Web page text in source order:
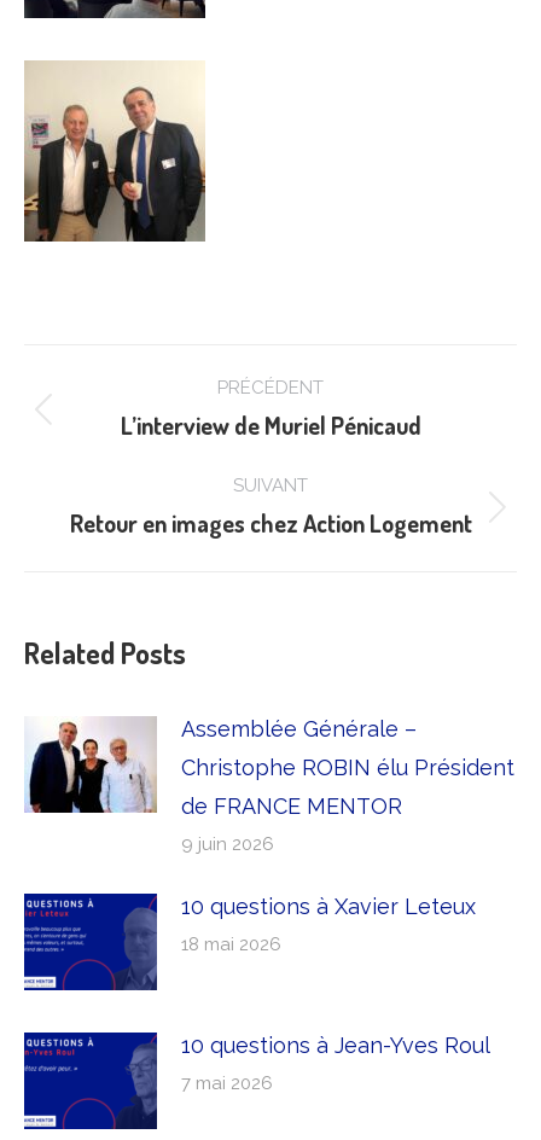
article
PRÉCÉDENT
Article
L’interview de Muriel Pénicaud
SUIVANT
Article
Retour en images chez Action Logement
Related Posts
Assemblée Générale –
Christophe ROBIN élu Président
de FRANCE MENTOR
9 juin 2026
10 questions à Xavier Leteux
18 mai 2026
10 questions à Jean-Yves Roul
7 mai 2026